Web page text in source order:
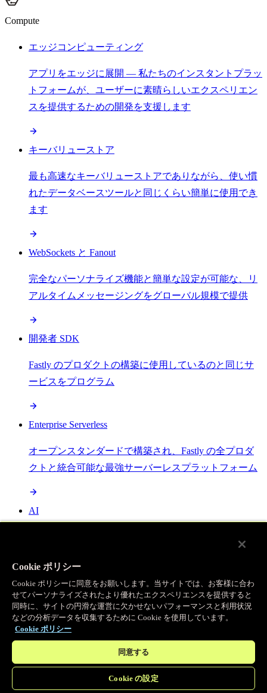
Compute
エッジコンピューティング
アプリをエッジに展開 — 私たちのインスタントプラッ
トフォームが、ユーザーに素晴らしいエクスペリエン
スを提供するための開発を支援します
キーバリューストア
最も高速なキーバリューストアでありながら、使い慣
れたデータベースツールと同じくらい簡単に使用でき
ます
WebSockets と Fanout
完全なパーソナライズ機能と簡単な設定が可能な、リ
アルタイムメッセージングをグローバル規模で提供
開発者 SDK
Fastly のプロダクトの構築に使用しているのと同じサ
ービスをプログラム
Enterprise Serverless
オープンスタンダードで構築され、Fastly の全プロダ
クトと統合可能な最強サーバーレスプラットフォーム
AI
Object Storage
送信量ゼロで大容量ファイルにエッジで直接アクセス
プログラマブルキャッシュ
Cookie ポリシー
Cookie ポリシーに同意をお願いします。当サイトでは、お客様に合わ
せてパーソナライズされたより優れたエクスペリエンスを提供すると
同時に、サイトの円滑な運営に欠かせないパフォーマンスと利用状況
などの分析データを収集するために Cookie を使用しています。
Cookie ポリシー
同意する
Cookie の設定